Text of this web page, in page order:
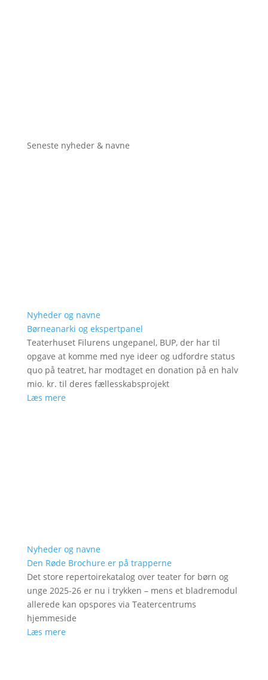
Seneste nyheder & navne
Nyheder og navne
Børneanarki og ekspertpanel
Teaterhuset Filurens ungepanel, BUP, der har til
opgave at komme med nye ideer og udfordre status
quo på teatret, har modtaget en donation på en halv
mio. kr. til deres fællesskabsprojekt
Læs mere
Nyheder og navne
Den Røde Brochure er på trapperne
Det store repertoirekatalog over teater for børn og
unge 2025-26 er nu i trykken – mens et bladremodul
allerede kan opspores via Teatercentrums
hjemmeside
Læs mere